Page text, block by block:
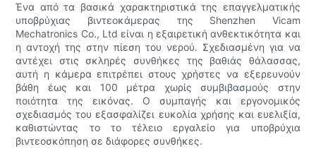
Ένα από τα βασικά χαρακτηριστικά της επαγγελματικής
υποβρύχιας βιντεοκάμερας της Shenzhen Vicam
Mechatronics Co., Ltd είναι η εξαιρετική ανθεκτικότητα και
η αντοχή της στην πίεση του νερού. Σχεδιασμένη για να
αντέχει στις σκληρές συνθήκες της βαθιάς θάλασσας,
αυτή η κάμερα επιτρέπει στους χρήστες να εξερευνούν
βάθη έως και 100 μέτρα χωρίς συμβιβασμούς στην
ποιότητα της εικόνας. Ο συμπαγής και εργονομικός
σχεδιασμός του εξασφαλίζει ευκολία χρήσης και ευελιξία,
καθιστώντας το το τέλειο εργαλείο για υποβρύχια
βιντεοσκόπηση σε διάφορες συνθήκες.